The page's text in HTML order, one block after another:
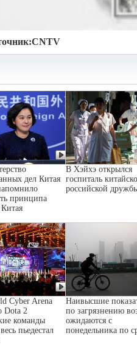
CNTV
дел Китая
принципа
В Хэйхэ открылся
госпиталь
российской
Cyber Arena
Dota 2
команды
пьедестал
Наивысшие
по загрязнению
ожидаются с
понедельника по